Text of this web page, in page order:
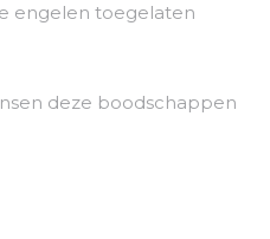
engelen toegelaten
deze boodschappen